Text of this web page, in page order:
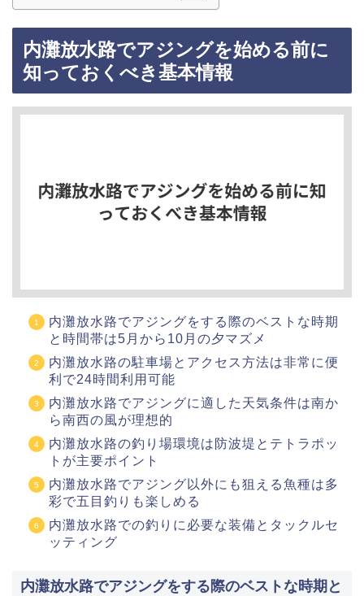
内灘放水路でアジングを始める前に
知っておくべき基本情報
内灘放水路でアジングをする際のベストな時期
と時間帯は5月から10月の夕マズメ
内灘放水路の駐車場とアクセス方法は非常に便
利で24時間利用可能
内灘放水路でアジングに適した天気条件は南か
ら南西の風が理想的
内灘放水路の釣り場環境は防波堤とテトラポッ
トが主要ポイント
内灘放水路でアジング以外にも狙える魚種は多
彩で五目釣りも楽しめる
内灘放水路での釣りに必要な装備とタックルセ
ッティング
内灘放水路でアジングをする際のベストな時期と